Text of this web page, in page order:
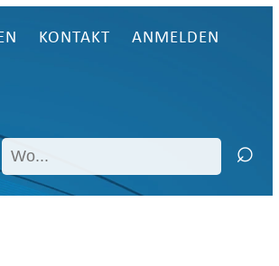
KONTAKT ANMELDEN